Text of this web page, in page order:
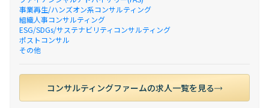
事業再生/ハンズオン系コンサルティング
組織人事コンサルティング
ESG/SDGs/サステナビリティコンサルティング
ポストコンサル
その他
コンサルティングファームの求人一覧を見る